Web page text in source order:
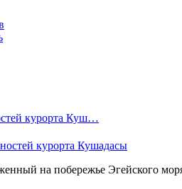
курорта Куш…
на побережье Эгейского